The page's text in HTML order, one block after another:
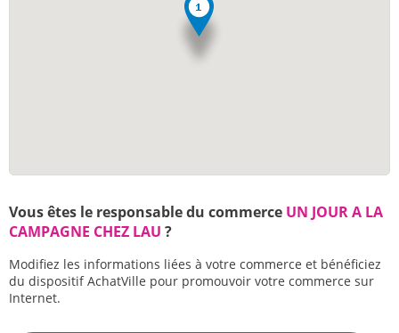
Vous êtes le responsable du commerce UN JOUR A LA
CAMPAGNE CHEZ LAU ?
Modifiez les informations liées à votre commerce et bénéficiez
du dispositif AchatVille pour promouvoir votre commerce sur
Internet.